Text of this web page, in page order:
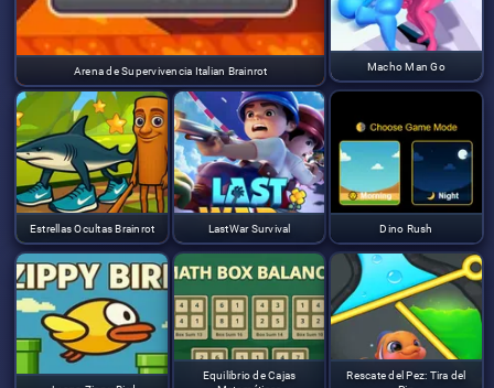
Arena de Supervivencia Italian Brainrot Macho Man Go
Estrellas Ocultas Brainrot LastWar Survival Dino Rush
Equilibrio de Cajas
Rescate del Pez: Tira del